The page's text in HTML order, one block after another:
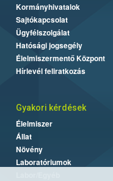
Kormányhivatalok
Sajtókapcsolat
Ügyfélszolgálat
Hatósági jogsegély
Élelmiszermentő Központ
Hírlevél feliratkozás
Gyakori kérdések
Élelmiszer
Állat
Növény
Laboratóriumok